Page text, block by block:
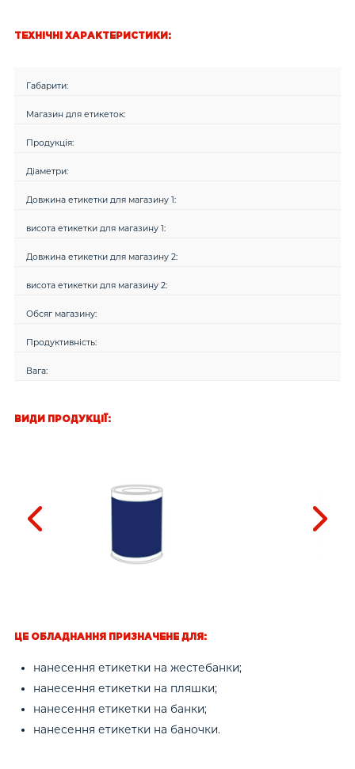
ТЕХНІЧНІ ХАРАКТЕРИСТИКИ:
Габарити:
Магазин для етикеток:
Продукція:
Діаметри:
Довжина етикетки для магазину 1:
висота етикетки для магазину 1:
Довжина етикетки для магазину 2:
висота етикетки для магазину 2:
Обсяг магазину:
Продуктивність:
Вага:
ВИДИ ПРОДУКЦІЇ:
ЦЕ ОБЛАДНАННЯ ПРИЗНАЧЕНЕ ДЛЯ:
нанесення етикетки на жестебанки;
нанесення етикетки на пляшки;
нанесення етикетки на банки;
нанесення етикетки на баночки.